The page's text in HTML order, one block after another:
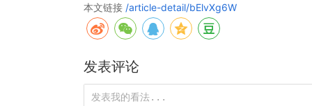
本文链接 /article-detail/bElvXg6W
发表评论